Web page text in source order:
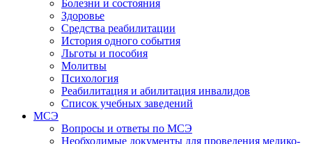
Болезни и состояния
Здоровье
Средства реабилитации
История одного события
Льготы и пособия
Молитвы
Психология
Реабилитация и абилитация инвалидов
Список учебных заведений
МСЭ
Вопросы и ответы по МСЭ
Необходимые документы для проведения медико-